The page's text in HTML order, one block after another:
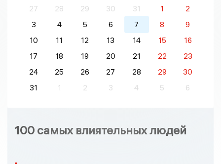
27
28 29 30 31 1
2
3
4 5 6 7 8
9
10
11 12 13 14 15
16
17
18 19 20 21 22
23
24
25 26 27 28 29
30
31
1 2 3 4 5 6
100 самых влиятельных людей